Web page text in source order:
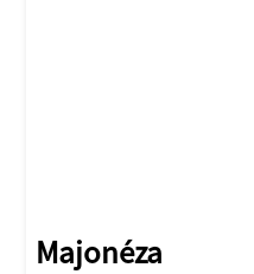
Majonéza